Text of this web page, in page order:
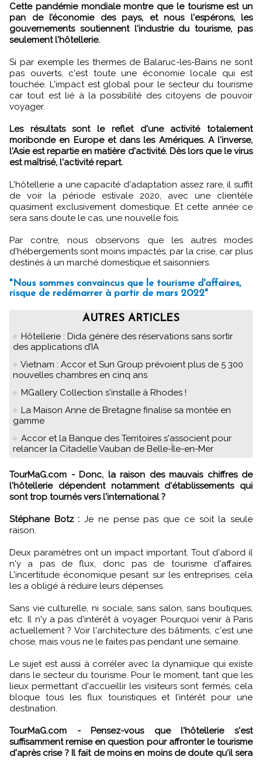
Cette pandémie mondiale montre que le tourisme est un
pan de l’économie des pays, et nous l'espérons, les
gouvernements soutiennent l'industrie du tourisme, pas
seulement l'hôtellerie.
Si par exemple les thermes de Balaruc-les-Bains ne sont
pas ouverts, c'est toute une économie locale qui est
touchée. L'impact est global pour le secteur du tourisme
car tout est lié à la possibilité des citoyens de pouvoir
voyager.
Les résultats sont le reflet d'une activité totalement
moribonde en Europe et dans les Amériques. A l'inverse,
l'Asie est repartie en matière d'activité. Dès lors que le virus
est maîtrisé, l'activité repart.
L'hôtellerie a une capacité d'adaptation assez rare, il suffit
de voir la période estivale 2020, avec une clientèle
quasiment exclusivement domestique. Et cette année ce
sera sans doute le cas, une nouvelle fois.
Par contre, nous observons que les autres modes
d'hébergements sont moins impactés, par la crise, car plus
destinés à un marché domestique et saisonniers.
"Nous sommes convaincus que le tourisme d'affaires,
risque de redémarrer à partir de mars 2022"
AUTRES ARTICLES
Hôtellerie : Dida génère des réservations sans sortir
des applications d’IA
Vietnam : Accor et Sun Group prévoient plus de 5 300
nouvelles chambres en cinq ans
MGallery Collection s'installe à Rhodes !
La Maison Anne de Bretagne finalise sa montée en
gamme
Accor et la Banque des Territoires s'associent pour
relancer la Citadelle Vauban de Belle-Île-en-Mer
TourMaG.com - Donc, la raison des mauvais chiffres de
l'hôtellerie dépendent notamment d'établissements qui
sont trop tournés vers l'international ?
Stéphane Botz : Je ne pense pas que ce soit la seule
raison.
Deux paramètres ont un impact important. Tout d'abord il
n'y a pas de flux, donc pas de tourisme d'affaires.
L'incertitude économique pesant sur les entreprises, cela
les a obligé à réduire leurs dépenses.
Sans vie culturelle, ni sociale, sans salon, sans boutiques,
etc. Il n'y a pas d'intérêt à voyager. Pourquoi venir à Paris
actuellement ? Voir l'architecture des bâtiments, c'est une
chose, mais vous ne le faites pas pendant une semaine.
Le sujet est aussi à corréler avec la dynamique qui existe
dans le secteur du tourisme. Pour le moment, tant que les
lieux permettant d'accueillir les visiteurs sont fermés, cela
bloque tous les flux touristiques et l’intérêt pour une
destination.
TourMaG.com - Pensez-vous que l'hôtellerie s'est
suffisamment remise en question pour affronter le tourisme
d'après crise ? Il fait de moins en moins de doute qu'il sera